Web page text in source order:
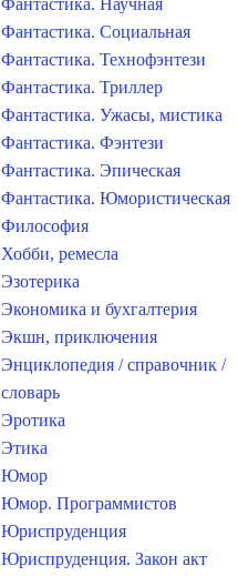
Фантастика. Научная
Фантастика. Социальная
Фантастика. Технофэнтези
Фантастика. Триллер
Фантастика. Ужасы, мистика
Фантастика. Фэнтези
Фантастика. Эпическая
Фантастика. Юмористическая
Философия
Хобби, ремесла
Эзотерика
Экономика и бухгалтерия
Экшн, приключения
Энциклопедия / справочник /
словарь
Эротика
Этика
Юмор
Юмор. Программистов
Юриспруденция
Юриспруденция. Закон акт